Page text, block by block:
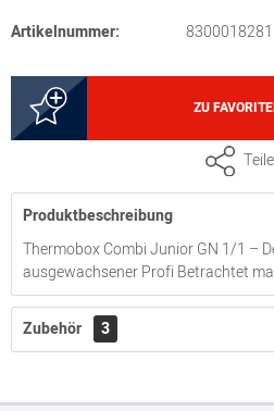
Artikelnummer: 8300018281
ZU
Produktbeschreibung
Thermobox Combi Junior GN 1/1 –
ausgewachsener Profi Betrachtet
Zubehör 3